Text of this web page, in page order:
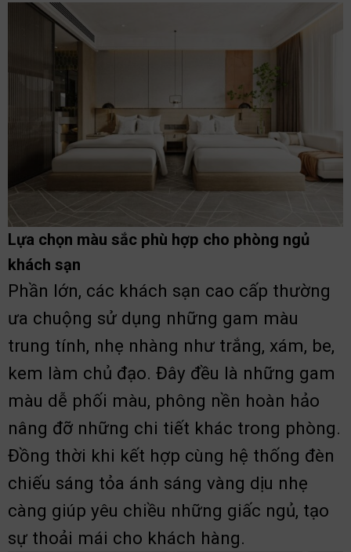
Lựa chọn màu sắc phù hợp cho phòng ngủ
khách sạn
Phần lớn, các khách sạn cao cấp thường
ưa chuộng sử dụng những gam màu
trung tính, nhẹ nhàng như trắng, xám, be,
kem làm chủ đạo. Đây đều là những gam
màu dễ phối màu, phông nền hoàn hảo
nâng đỡ những chi tiết khác trong phòng.
Đồng thời khi kết hợp cùng hệ thống đèn
chiếu sáng tỏa ánh sáng vàng dịu nhẹ
càng giúp yêu chiều những giấc ngủ, tạo
sự thoải mái cho khách hàng.